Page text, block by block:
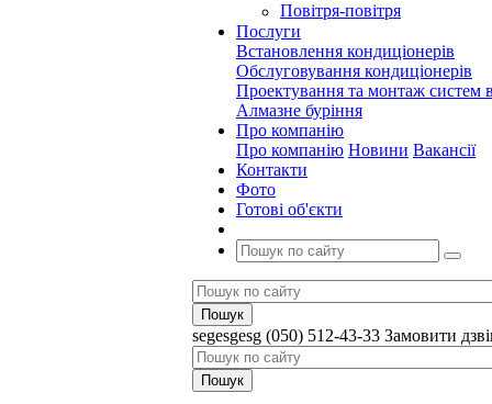
Повітря-повітря
Послуги
Встановлення кондиціонерів
Обслуговування кондиціонерів
Проектування та монтаж систем
Алмазне буріння
Про компанію
Про компанію Новини Вакансії
Контакти
Фото
Готові об'єкти
segesgesg (050) 512-43-33 Замовити